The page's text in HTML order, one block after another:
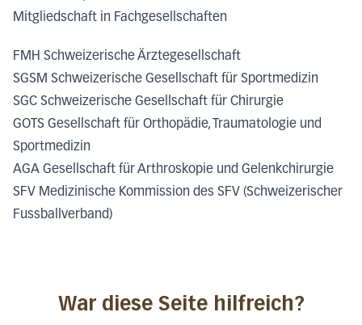
Mitgliedschaft in Fachgesellschaften
FMH Schweizerische Ärztegesellschaft
SGSM Schweizerische Gesellschaft für Sportmedizin
SGC Schweizerische Gesellschaft für Chirurgie
GOTS Gesellschaft für Orthopädie, Traumatologie und
Sportmedizin
AGA Gesellschaft für Arthroskopie und Gelenkchirurgie
SFV Medizinische Kommission des SFV (Schweizerischer
Fussballverband)
War diese Seite hilfreich?